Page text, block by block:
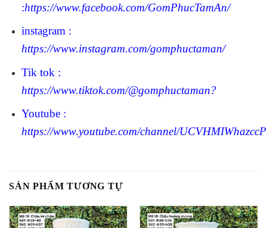
:https://www.facebook.com/GomPhucTamAn/
instagram :
https://www.instagram.com/gomphuctaman/
Tik tok :
https://www.tiktok.com/@gomphuctaman?
Youtube :
https://www.youtube.com/channel/
SẢN PHẨM TƯƠNG TỰ